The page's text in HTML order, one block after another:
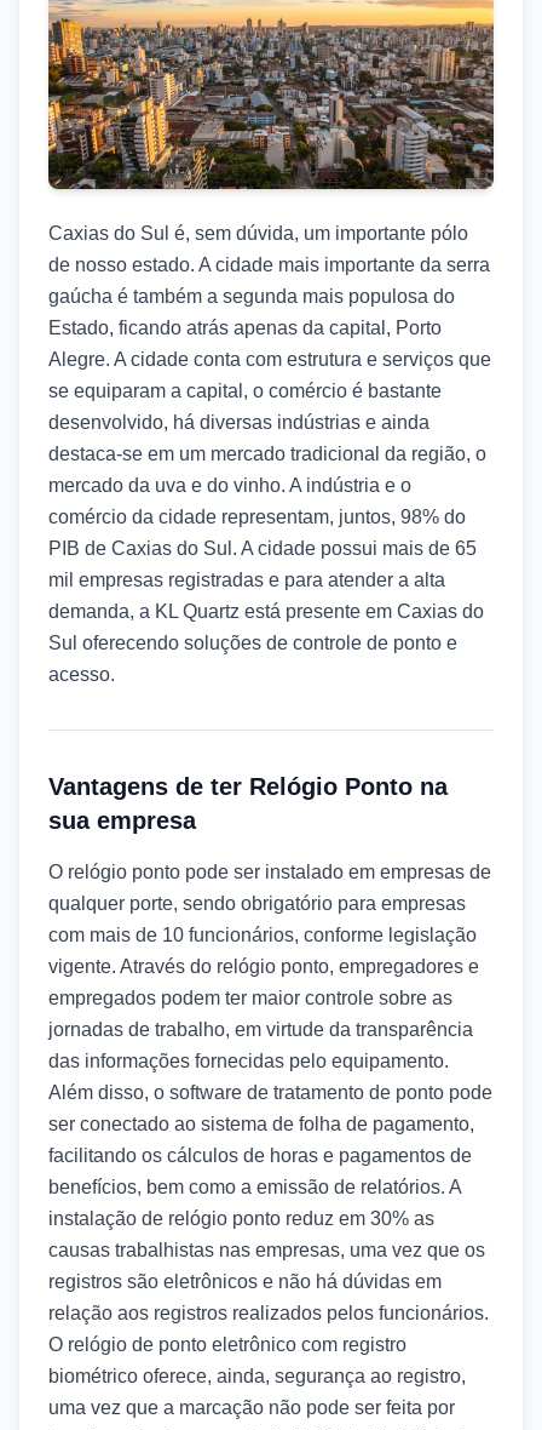
Caxias do Sul é, sem dúvida, um importante pólo
de nosso estado. A cidade mais importante da serra
gaúcha é também a segunda mais populosa do
Estado, ficando atrás apenas da capital, Porto
Alegre. A cidade conta com estrutura e serviços que
se equiparam a capital, o comércio é bastante
desenvolvido, há diversas indústrias e ainda
destaca-se em um mercado tradicional da região, o
mercado da uva e do vinho. A indústria e o
comércio da cidade representam, juntos, 98% do
PIB de Caxias do Sul. A cidade possui mais de 65
mil empresas registradas e para atender a alta
demanda, a KL Quartz está presente em Caxias do
Sul oferecendo soluções de controle de ponto e
acesso.
Vantagens de ter Relógio Ponto na
sua empresa
O relógio ponto pode ser instalado em empresas de
qualquer porte, sendo obrigatório para empresas
com mais de 10 funcionários, conforme legislação
vigente. Através do relógio ponto, empregadores e
empregados podem ter maior controle sobre as
jornadas de trabalho, em virtude da transparência
das informações fornecidas pelo equipamento.
Além disso, o software de tratamento de ponto pode
ser conectado ao sistema de folha de pagamento,
facilitando os cálculos de horas e pagamentos de
benefícios, bem como a emissão de relatórios. A
instalação de relógio ponto reduz em 30% as
causas trabalhistas nas empresas, uma vez que os
registros são eletrônicos e não há dúvidas em
relação aos registros realizados pelos funcionários.
O relógio de ponto eletrônico com registro
biométrico oferece, ainda, segurança ao registro,
uma vez que a marcação não pode ser feita por